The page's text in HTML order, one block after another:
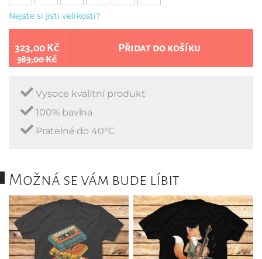
Nejste si jisti velikostí?
323,00 Kč
383,00 Kč
Přidat do košíku
Vysoce kvalitní produkt
100% bavlna
Pratelné do 40°C
Možná se vám bude líbit